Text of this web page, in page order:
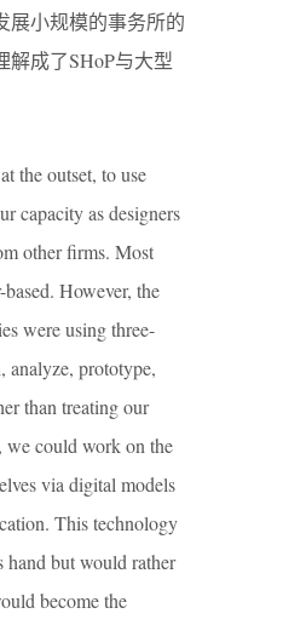
展小规模的事务所的
成了SHoP与大型
the outset, to use
capacity as designers
other firms. Most
However, the
were using three-
analyze, prototype,
than treating our
we could work on the
via digital models
This technology
hand but would rather
become the